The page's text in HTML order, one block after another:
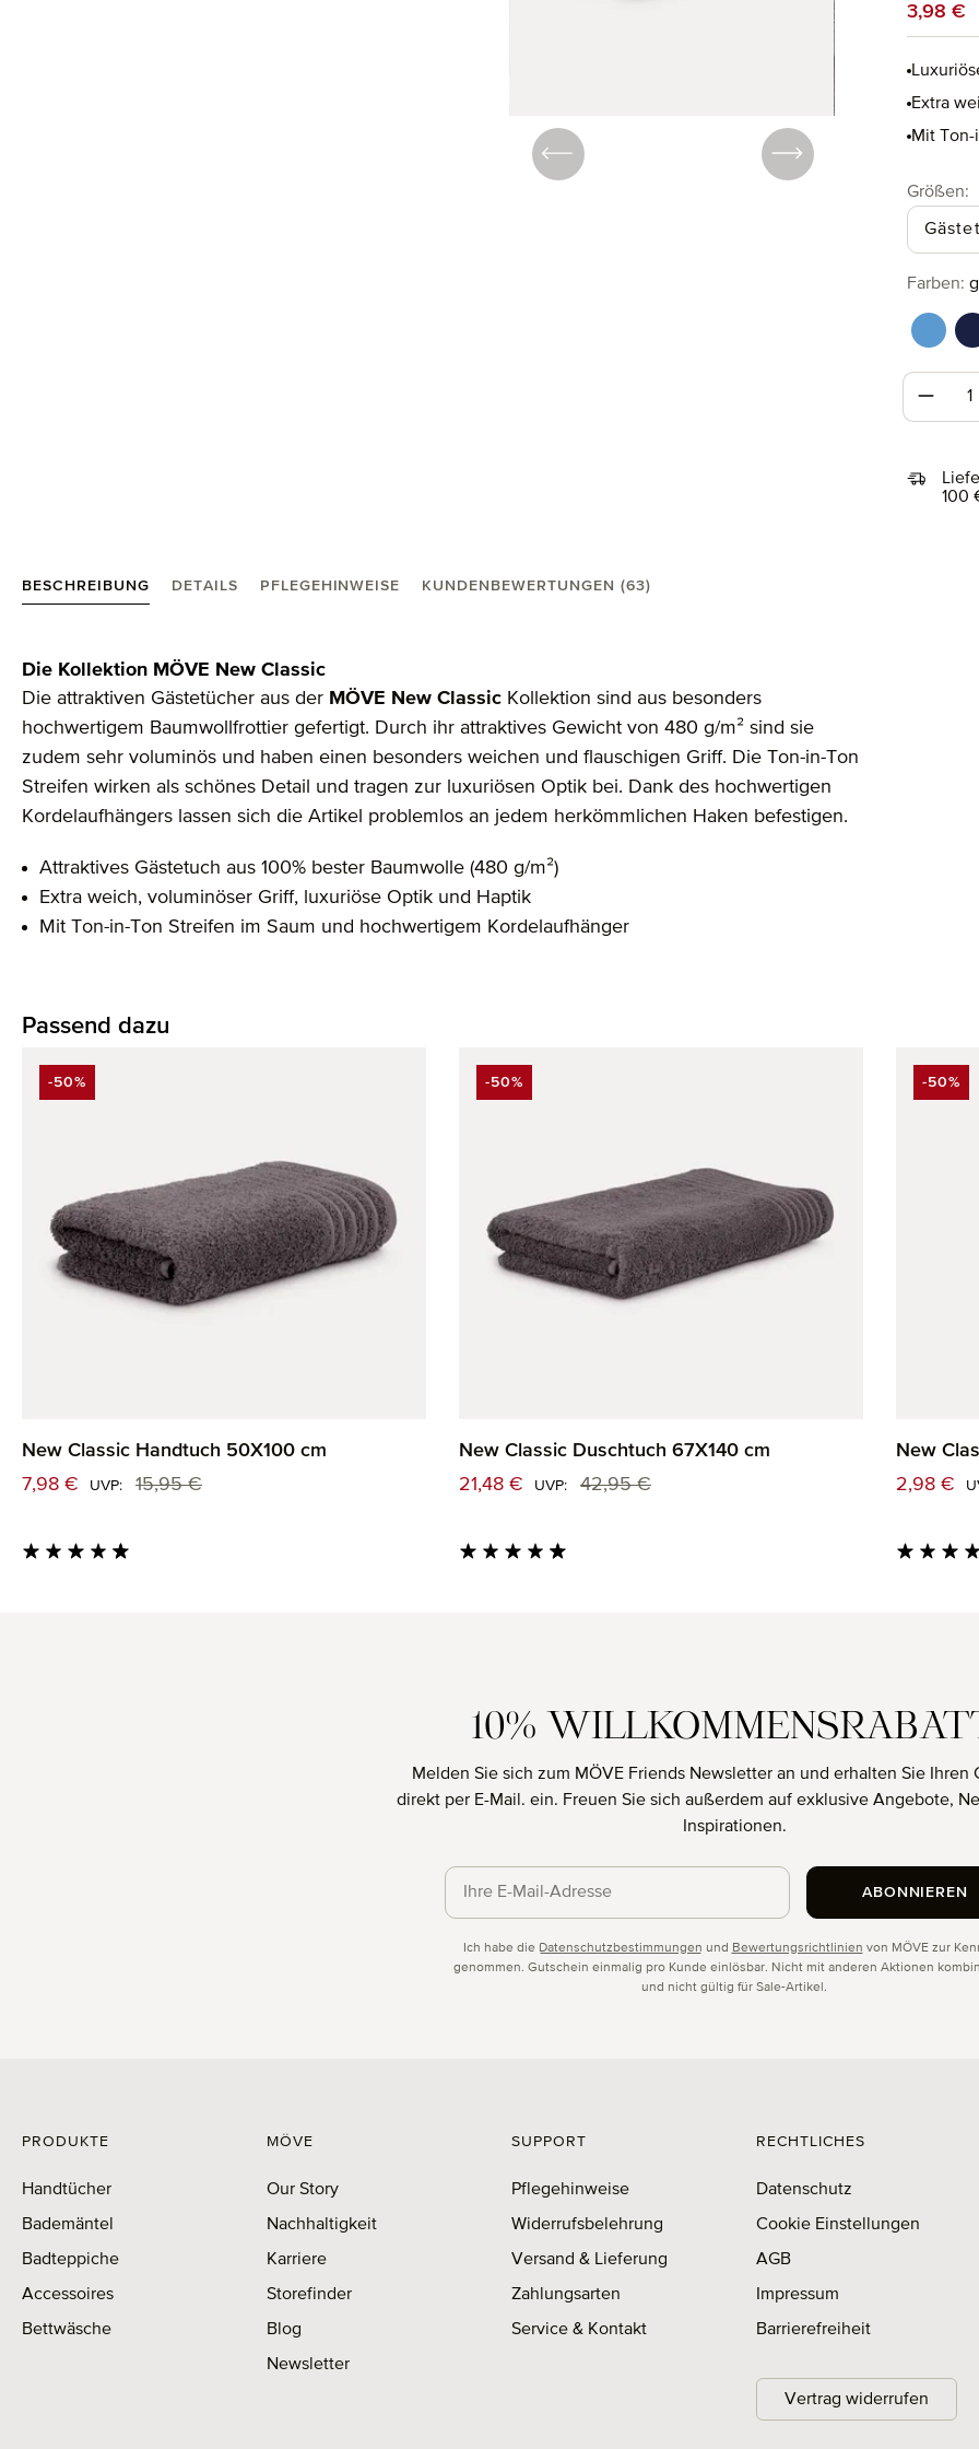
3,98 €
Extra
Mit
100
Größen:
Farben:
BESCHREIBUNG DETAILS PFLEGEHINWEISE KUNDENBEWERTUNGEN (63)
Produktinformationen "New Classic Gästetuch 30X50 cm"
Die Kollektion MÖVE New Classic
Die attraktiven Gästetücher aus der MÖVE New Classic Kollektion sind aus besonders
hochwertigem Baumwollfrottier gefertigt. Durch ihr attraktives Gewicht von 480 g/m² sind sie
zudem sehr voluminös und haben einen besonders weichen und flauschigen Griff. Die Ton-in-Ton
Streifen wirken als schönes Detail und tragen zur luxuriösen Optik bei. Dank des hochwertigen
Kordelaufhängers lassen sich die Artikel problemlos an jedem herkömmlichen Haken befestigen.
Attraktives Gästetuch aus 100% bester Baumwolle (480 g/m²)
Extra weich, voluminöser Griff, luxuriöse Optik und Haptik
Mit Ton-in-Ton Streifen im Saum und hochwertigem Kordelaufhänger
Passend dazu
RABATT
-50%
New Classic Handtuch 50X100 cm
Verkaufspreis:
7,98 € UVP: Regulärer Preis:
15,95 €
RABATT
-50%
New Classic Duschtuch 67X140 cm
Verkaufspreis:
21,48 € UVP: Regulärer Preis:
42,95 €
RABATT
-50%
New
2,98 €
10%
Melden Sie sich zum MÖVE Friends Newsletter an und erhalten Sie Ihren
direkt per E-Mail. ein. Freuen Sie sich außerdem auf exklusive Angebote,
Inspirationen.
Ich habe die Datenschutzbestimmungen und Bewertungsrichtlinien von MÖVE zur
genommen. Gutschein einmalig pro Kunde einlösbar. Nicht mit anderen Aktionen
und nicht gültig für Sale-Artikel.
ABONNIEREN
PRODUKTE
Handtücher
Bademäntel
Badteppiche
Accessoires
Bettwäsche
MÖVE
Our Story
Nachhaltigkeit
Karriere
Storefinder
Blog
Newsletter
SUPPORT
Pflegehinweise
Widerrufsbelehrung
Versand & Lieferung
Zahlungsarten
Service & Kontakt
RECHTLICHES
Datenschutz
Cookie Einstellungen
AGB
Impressum
Barrierefreiheit
Vertrag widerrufen